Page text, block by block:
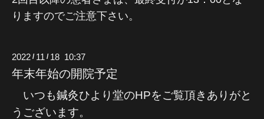
りますのでご注意下さい。
2022 / 11 / 18 10:37
年末年始の開院予定
いつも鍼灸ひより堂のHPをご覧頂きありがと
うございます。